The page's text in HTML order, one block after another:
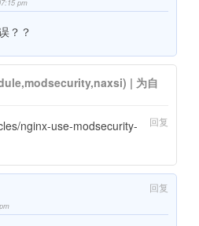
pm
？？
| 为自
回复
nginx-use-modsecurity-
回复